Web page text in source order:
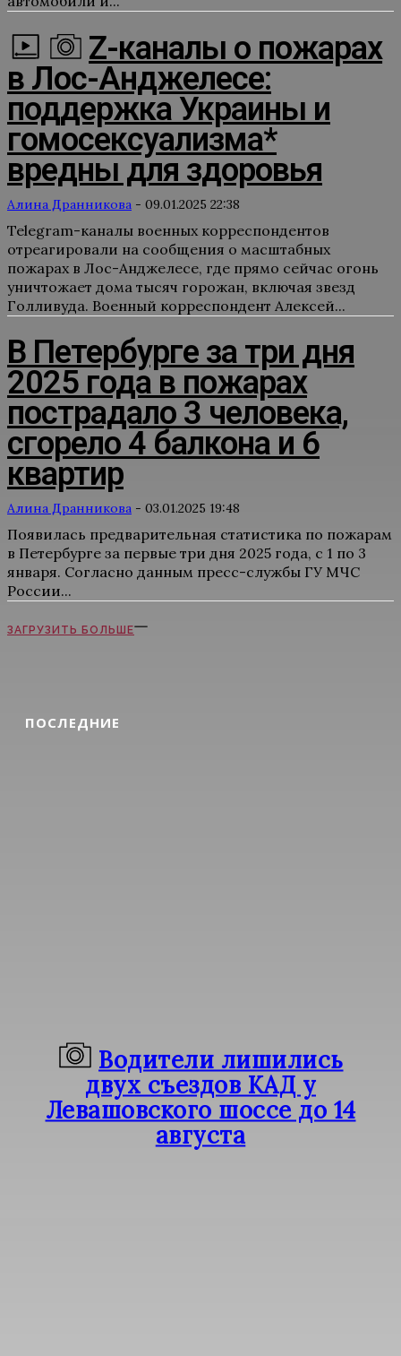
ПОСЛЕДНИЕ
Водители лишились
двух съездов КАД у
Левашовского шоссе до 14
августа
Z-каналы о пожарах
в Лос-Анджелесе:
поддержка Украины и
гомосексуализма*
вредны для здоровья
Алина Дранникова - 09.01.2025 22:38
Telegram-каналы военных корреспондентов
отреагировали на сообщения о масштабных
пожарах в Лос-Анджелесе, где прямо сейчас огонь
уничтожает дома тысяч горожан, включая звезд
Голливуда. Военный корреспондент Алексей...
В Петербурге за три дня
2025 года в пожарах
пострадало 3 человека,
сгорело 4 балкона и 6
квартир
Алина Дранникова - 03.01.2025 19:48
Появилась предварительная статистика по пожарам
в Петербурге за первые три дня 2025 года, с 1 по 3
января. Согласно данным пресс-службы ГУ МЧС
России...
ЗАГРУЗИТЬ БОЛЬШЕ